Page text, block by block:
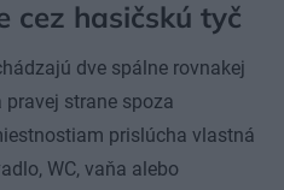
cez hasičskú tyč
dve spálne rovnakej
strane spoza
prislúcha vlastná
WC, vaňa alebo